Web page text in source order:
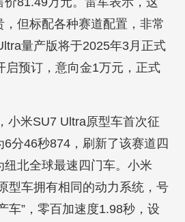
但标配各种赛道配置，非常
量产版将于2025年3月正式
启预订，意向金1万元，正式
小米SU7 Ultra原型车首次征
分46秒874，刷新了该赛道四
纽北全球最速四门车。小米
型车拥有相同的动力系统，号
车”，零百加速度1.98秒，设